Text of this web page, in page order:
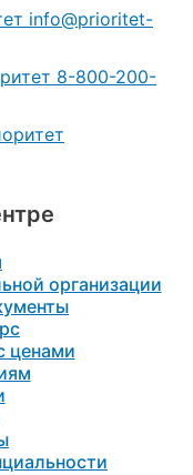
info@prioritet-
8-800-200-
организации
ценами